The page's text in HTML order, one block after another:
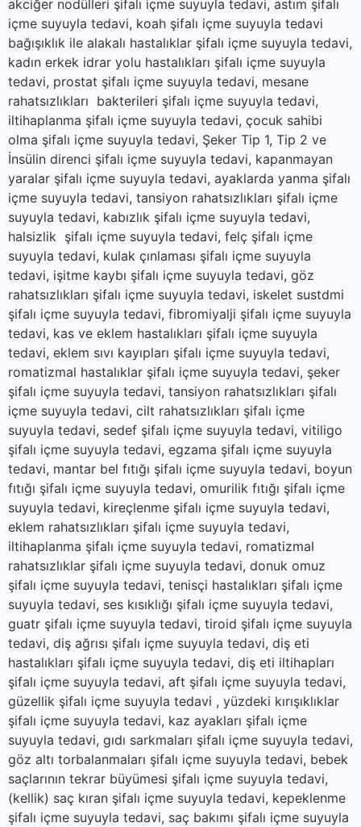
akciğer nodülleri şifalı içme suyuyla tedavi, astım şifalı
içme suyuyla tedavi, koah şifalı içme suyuyla tedavi
bağışıklık ile alakalı hastalıklar şifalı içme suyuyla tedavi,
kadın erkek idrar yolu hastalıkları şifalı içme suyuyla
tedavi, prostat şifalı içme suyuyla tedavi, mesane
rahatsızlıkları bakterileri şifalı içme suyuyla tedavi,
iltihaplanma şifalı içme suyuyla tedavi, çocuk sahibi
olma şifalı içme suyuyla tedavi, Şeker Tip 1, Tip 2 ve
İnsülin direnci şifalı içme suyuyla tedavi, kapanmayan
yaralar şifalı içme suyuyla tedavi, ayaklarda yanma şifalı
içme suyuyla tedavi, tansiyon rahatsızlıkları şifalı içme
suyuyla tedavi, kabızlık şifalı içme suyuyla tedavi,
halsizlik şifalı içme suyuyla tedavi, felç şifalı içme
suyuyla tedavi, kulak çınlaması şifalı içme suyuyla
tedavi, işitme kaybı şifalı içme suyuyla tedavi, göz
rahatsızlıkları şifalı içme suyuyla tedavi, iskelet sustdmi
şifalı içme suyuyla tedavi, fibromiyalji şifalı içme suyuyla
tedavi, kas ve eklem hastalıkları şifalı içme suyuyla
tedavi, eklem sıvı kayıpları şifalı içme suyuyla tedavi,
romatizmal hastalıklar şifalı içme suyuyla tedavi, şeker
şifalı içme suyuyla tedavi, tansiyon rahatsızlıkları şifalı
içme suyuyla tedavi, cilt rahatsızlıkları şifalı içme
suyuyla tedavi, sedef şifalı içme suyuyla tedavi, vitiligo
şifalı içme suyuyla tedavi, egzama şifalı içme suyuyla
tedavi, mantar bel fıtığı şifalı içme suyuyla tedavi, boyun
fıtığı şifalı içme suyuyla tedavi, omurilik fıtığı şifalı içme
suyuyla tedavi, kireçlenme şifalı içme suyuyla tedavi,
eklem rahatsızlıkları şifalı içme suyuyla tedavi,
iltihaplanma şifalı içme suyuyla tedavi, romatizmal
rahatsızlıklar şifalı içme suyuyla tedavi, donuk omuz
şifalı içme suyuyla tedavi, tenisçi hastalıkları şifalı içme
suyuyla tedavi, ses kısıklığı şifalı içme suyuyla tedavi,
guatr şifalı içme suyuyla tedavi, tiroid şifalı içme suyuyla
tedavi, diş ağrısı şifalı içme suyuyla tedavi, diş eti
hastalıkları şifalı içme suyuyla tedavi, diş eti iltihapları
şifalı içme suyuyla tedavi, aft şifalı içme suyuyla tedavi,
güzellik şifalı içme suyuyla tedavi , yüzdeki kırışıklıklar
şifalı içme suyuyla tedavi, kaz ayakları şifalı içme
suyuyla tedavi, gıdı sarkmaları şifalı içme suyuyla tedavi,
göz altı torbalanmaları şifalı içme suyuyla tedavi, bebek
saçlarının tekrar büyümesi şifalı içme suyuyla tedavi,
(kellik) saç kıran şifalı içme suyuyla tedavi, kepeklenme
şifalı içme suyuyla tedavi, saç bakımı şifalı içme suyuyla